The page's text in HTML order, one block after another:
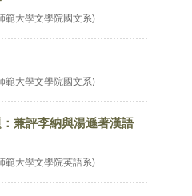
範大學文學院國文系)
範大學文學院國文系)
兼評李納與湯遜著漢語
範大學文學院英語系)